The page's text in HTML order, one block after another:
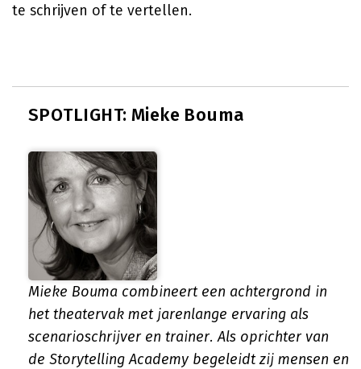
te schrijven of te vertellen.
SPOTLIGHT: Mieke Bouma
Mieke Bouma combineert een achtergrond in
het theatervak met jarenlange ervaring als
scenarioschrijver en trainer. Als oprichter van
de Storytelling Academy begeleidt zij mensen en